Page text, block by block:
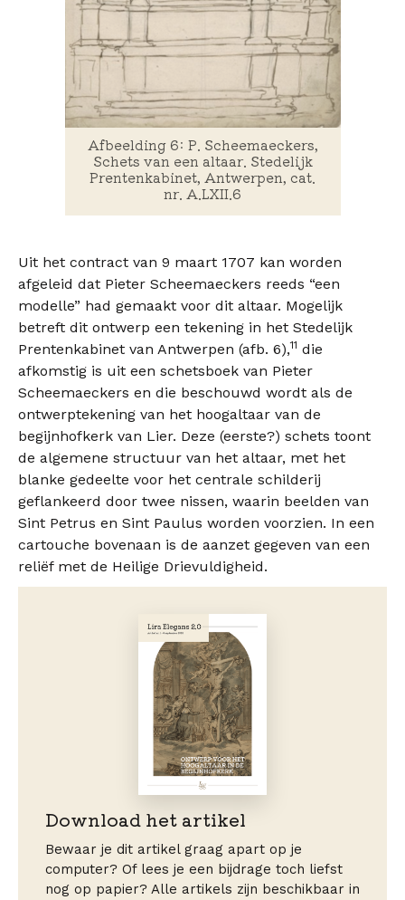
Afbeelding 6: P. Scheemaeckers,
Schets van een altaar. Stedelijk
Prentenkabinet, Antwerpen, cat.
nr. A.LXII.6
Uit het contract van 9 maart 1707 kan worden
afgeleid dat Pieter Scheemaeckers reeds “een
modelle” had gemaakt voor dit altaar. Mogelijk
betreft dit ontwerp een tekening in het Stedelijk
Prentenkabinet van Antwerpen (afb. 6),11 die
afkomstig is uit een schetsboek van Pieter
Scheemaeckers en die beschouwd wordt als de
ontwerptekening van het hoogaltaar van de
begijnhofkerk van Lier. Deze (eerste?) schets toont
de algemene structuur van het altaar, met het
blanke gedeelte voor het centrale schilderij
geflankeerd door twee nissen, waarin beelden van
Sint Petrus en Sint Paulus worden voorzien. In een
cartouche bovenaan is de aanzet gegeven van een
reliëf met de Heilige Drievuldigheid.
Download het artikel
Bewaar je dit artikel graag apart op je
computer? Of lees je een bijdrage toch liefst
nog op papier? Alle artikels zijn beschikbaar in